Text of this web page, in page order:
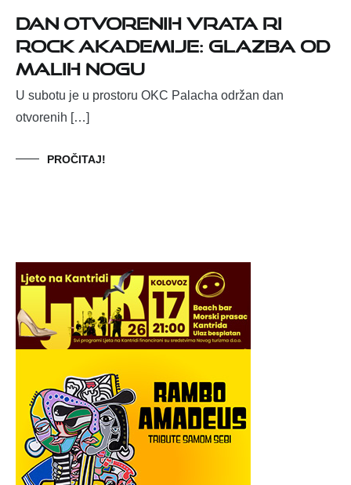
Dan otvorenih vrata Ri
Rock Akademije: glazba od
malih nogu
U subotu je u prostoru OKC Palacha održan dan
otvorenih […]
PROČITAJ!